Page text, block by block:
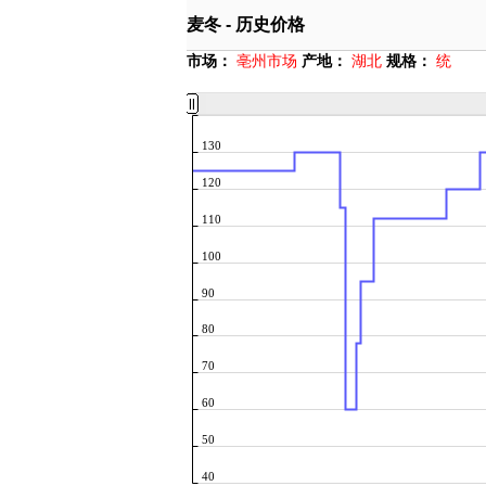
麦冬 - 历史价格
市场： 亳州市场 产地： 湖北 规格： 统
40
50
60
70
80
90
100
110
120
130